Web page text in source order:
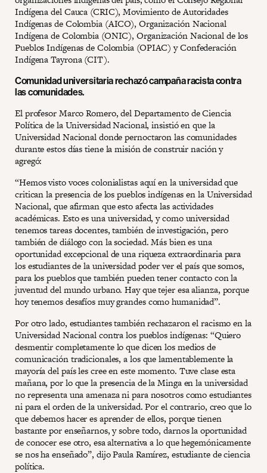
Indígena del Cauca (CRIC), Movimiento de Autoridades
Indígenas de Colombia (AICO), Organización Nacional
Indígena de Colombia (ONIC), Organización Nacional de los
Pueblos Indígenas de Colombia (OPIAC) y Confederación
Indígena Tayrona (CIT).
Comunidad universitaria rechazó campaña racista contra
las comunidades.
El profesor Marco Romero, del Departamento de Ciencia
Política de la Universidad Nacional, insistió en que la
Universidad Nacional donde pernoctaron las comunidades
durante estos días tiene la misión de construir nación y
agregó:
“Hemos visto voces colonialistas aquí en la universidad que
critican la presencia de los pueblos indígenas en la Universidad
Nacional, que afirman que esto afecta las actividades
académicas. Esto es una universidad, y como universidad
tenemos tareas docentes, también de investigación, pero
también de diálogo con la sociedad. Más bien es una
oportunidad excepcional de una riqueza extraordinaria para
los estudiantes de la universidad poder ver el país que somos,
para los pueblos que también pueden tener contacto con la
juventud del mundo urbano. Hay que tejer esa alianza, porque
hoy tenemos desafíos muy grandes como humanidad”.
Por otro lado, estudiantes también rechazaron el racismo en la
Universidad Nacional contra los pueblos indígenas: “Quiero
desmentir completamente lo que dicen los medios de
comunicación tradicionales, a los que lamentablemente la
mayoría del país les cree en este momento. Tuve clase esta
mañana, por lo que la presencia de la Minga en la universidad
no representa una amenaza ni para nosotros como estudiantes
ni para el orden de la universidad. Por el contrario, creo que lo
que debemos hacer es aprender de ellos, porque tienen
bastante por enseñarnos, y sobre todo, darnos la oportunidad
de conocer ese otro, esa alternativa a lo que hegemónicamente
se nos ha enseñado”, dijo Paula Ramírez, estudiante de ciencia
política.